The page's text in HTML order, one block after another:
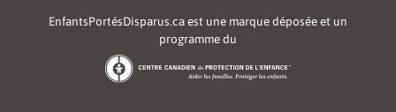
EnfantsPortésDisparus.ca est une marque déposée et un
programme du